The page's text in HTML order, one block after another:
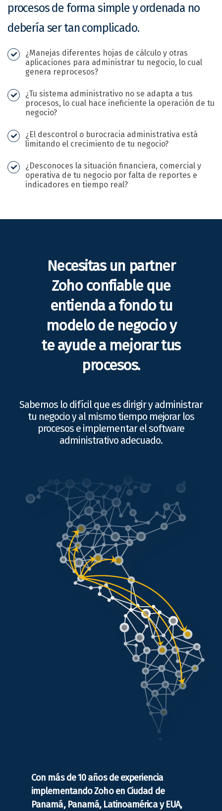
procesos de forma simple y ordenada no
debería ser tan complicado.
¿Manejas diferentes hojas de cálculo y otras
aplicaciones para administrar tu negocio, lo cual
genera reprocesos?
¿Tu sistema administrativo no se adapta a tus
procesos, lo cual hace ineficiente la operación de tu
negocio?
¿El descontrol o burocracia administrativa está
limitando el crecimiento de tu negocio?
¿Desconoces la situación financiera, comercial y
operativa de tu negocio por falta de reportes e
indicadores en tiempo real?
Necesitas un partner
Zoho confiable que
entienda a fondo tu
modelo de negocio y
te ayude a mejorar tus
procesos.
Sabemos lo difícil que es dirigir y administrar
tu negocio y al mismo tiempo mejorar los
procesos e implementar el software
administrativo adecuado.
Con más de 10 años de experiencia
implementando Zoho en Ciudad de
Panamá, Panamá, Latinoamérica y EUA,